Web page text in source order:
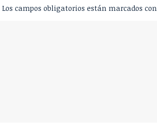
Los campos obligatorios están marcados con